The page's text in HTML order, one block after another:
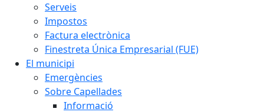
Serveis
Impostos
Factura electrònica
Finestreta Única Empresarial (FUE)
El municipi
Emergències
Sobre Capellades
Informació